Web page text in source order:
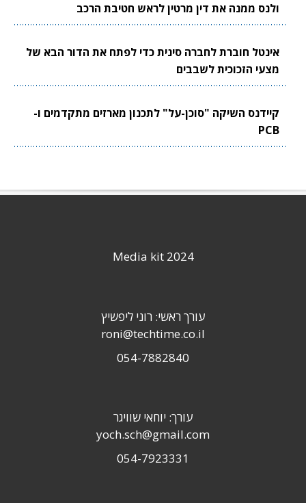
ולנס ממנה את דין מרטין לראש חטיבת הרכב
אינטל חוברת לחברה סינית כדי לפתח את הדור הבא של
מצעי הזכוכית לשבבים
קיידנס השיקה "סוכן-על" לתכנון מארזים מתקדמים ו-
PCB
Media kit 2024
עורך ראשי: רוני ליפשיץ
roni@techtime.co.il
054-7882840
עורך: יוחאי שוויגר
yoch.sch@gmail.com
054-7923331